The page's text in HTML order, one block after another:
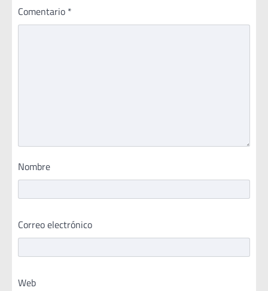
Comentario *
Nombre
Correo electrónico
Web